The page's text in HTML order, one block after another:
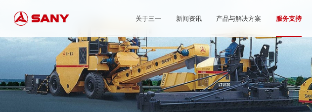
关于三一 新闻资讯 产品与解决方案 服务支持